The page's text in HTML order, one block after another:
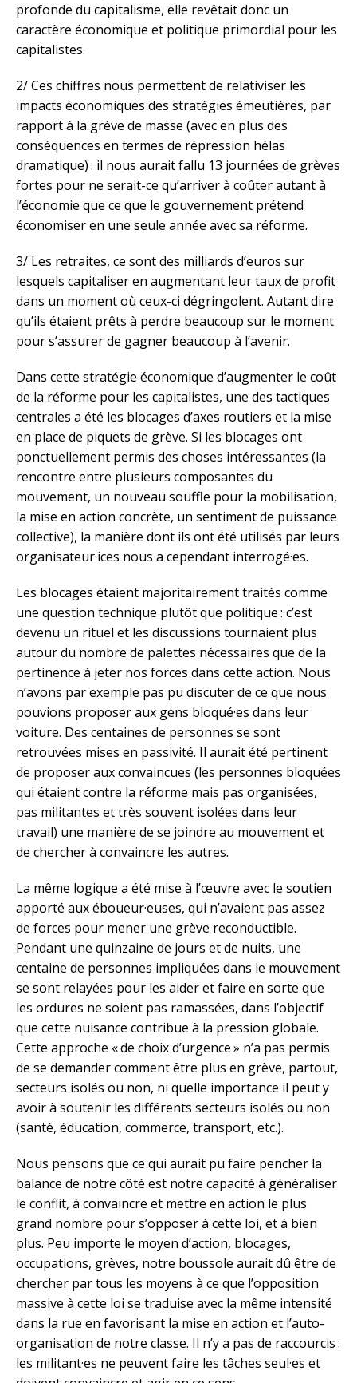
profonde du capitalisme, elle revêtait donc un
caractère économique et politique primordial pour les
capitalistes.
2/ Ces chiffres nous permettent de relativiser les
impacts économiques des stratégies émeutières, par
rapport à la grève de masse (avec en plus des
conséquences en termes de répression hélas
dramatique) : il nous aurait fallu 13 journées de grèves
fortes pour ne serait-ce qu’arriver à coûter autant à
l’économie que ce que le gouvernement prétend
économiser en une seule année avec sa réforme.
3/ Les retraites, ce sont des milliards d’euros sur
lesquels capitaliser en augmentant leur taux de profit
dans un moment où ceux-ci dégringolent. Autant dire
qu’ils étaient prêts à perdre beaucoup sur le moment
pour s’assurer de gagner beaucoup à l’avenir.
Dans cette stratégie économique d’augmenter le coût
de la réforme pour les capitalistes, une des tactiques
centrales a été les blocages d’axes routiers et la mise
en place de piquets de grève. Si les blocages ont
ponctuellement permis des choses intéressantes (la
rencontre entre plusieurs composantes du
mouvement, un nouveau souffle pour la mobilisation,
la mise en action concrète, un sentiment de puissance
collective), la manière dont ils ont été utilisés par leurs
organisateur·ices nous a cependant interrogé·es.
Les blocages étaient majoritairement traités comme
une question technique plutôt que politique : c’est
devenu un rituel et les discussions tournaient plus
autour du nombre de palettes nécessaires que de la
pertinence à jeter nos forces dans cette action. Nous
n’avons par exemple pas pu discuter de ce que nous
pouvions proposer aux gens bloqué·es dans leur
voiture. Des centaines de personnes se sont
retrouvées mises en passivité. Il aurait été pertinent
de proposer aux convaincues (les personnes bloquées
qui étaient contre la réforme mais pas organisées,
pas militantes et très souvent isolées dans leur
travail) une manière de se joindre au mouvement et
de chercher à convaincre les autres.
La même logique a été mise à l’œuvre avec le soutien
apporté aux éboueur·euses, qui n’avaient pas assez
de forces pour mener une grève reconductible.
Pendant une quinzaine de jours et de nuits, une
centaine de personnes impliquées dans le mouvement
se sont relayées pour les aider et faire en sorte que
les ordures ne soient pas ramassées, dans l’objectif
que cette nuisance contribue à la pression globale.
Cette approche « de choix d’urgence » n’a pas permis
de se demander comment être plus en grève, partout,
secteurs isolés ou non, ni quelle importance il peut y
avoir à soutenir les différents secteurs isolés ou non
(santé, éducation, commerce, transport, etc.).
Nous pensons que ce qui aurait pu faire pencher la
balance de notre côté est notre capacité à généraliser
le conflit, à convaincre et mettre en action le plus
grand nombre pour s’opposer à cette loi, et à bien
plus. Peu importe le moyen d’action, blocages,
occupations, grèves, notre boussole aurait dû être de
chercher par tous les moyens à ce que l’opposition
massive à cette loi se traduise avec la même intensité
dans la rue en favorisant la mise en action et l’auto-
organisation de notre classe. Il n’y a pas de raccourcis :
les militant·es ne peuvent faire les tâches seul·es et